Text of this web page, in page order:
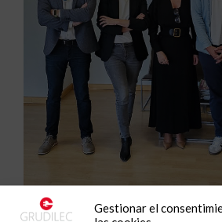
Gestionar el